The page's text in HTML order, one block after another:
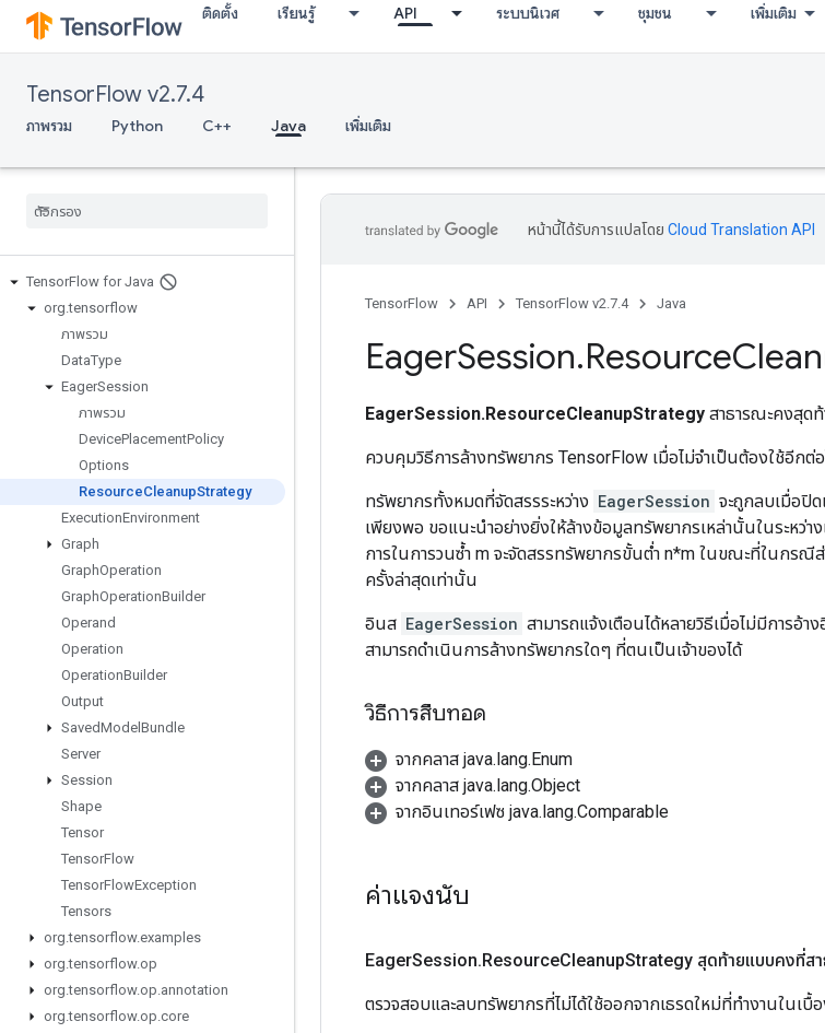
ติดตั้ง เรียนรู้ API ระบบนิเวศ ชุมชน เพิ่มเติม
TensorFlow v2.7.4
ภาพรวม Python C++ Java เพิ่มเติม
TensorFlow for Java
org.tensorflow
ภาพรวม
DataType
EagerSession
ภาพรวม
DevicePlacementPolicy
Options
ResourceCleanupStrategy
ExecutionEnvironment
Graph
GraphOperation
GraphOperationBuilder
Operand
Operation
OperationBuilder
Output
SavedModel Bundle
Server
Session
Shape
Tensor
TensorFlow
TensorFlowException
Tensors
org.tensorflow.examples
org.tensorflow.op
org.tensorflow.op.annotation
org.tensorflow.op.core
หน้านี้ได้รับการแปลโดย Cloud Translation API
TensorFlow API TensorFlow v2.7.4 Java
EagerSession.Resource
EagerSession.ResourceCleanupStrategy สาธารณะคงสุด
ควบคุมวิธีการล้างทรัพยากร TensorFlow เมื่อไม่จำเป็นต้องใช้อีกต่
ทรัพยากรทั้งหมดที่จัดสรรระหว่าง EagerSession จะถูกลบเมื่อปิ
เพียงพอ ขอแนะนำอย่างยิ่งให้ล้างข้อมูลทรัพยากรเหล่านั้นในระหว่า
การในการวนซ้ำ m จะจัดสรรทรัพยากรขั้นต่ำ n*m ในขณะที่ในกรณี
ครั้งล่าสุดเท่านั้น
อินส EagerSession สามารถแจ้งเตือนได้หลายวิธีเมื่อไม่มีการอ้
สามารถดำเนินการล้างทรัพยากรใดๆ ที่ตนเป็นเจ้าของได้
วิธีการสืบทอด
จากคลาส java.lang.Enum
จากคลาส java.lang.Object
จากอินเทอร์เฟซ java.lang.Comparable
ค่าแจงนับ
EagerSession.ResourceCleanupStrategy สุดท้ายแบบคงที่ส
ตรวจสอบและลบทรัพยากรที่ไม่ได้ใช้ออกจากเธรดใหม่ที่ทำงานในเบื้